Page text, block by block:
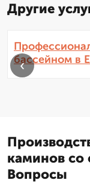
Другие
бассейном в
‹
каминов со
Вопросы